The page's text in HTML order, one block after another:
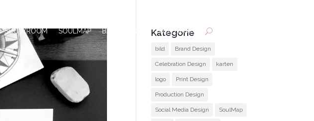
SHOWROOM SOULMAP BACKOFFICE TOUCHPOINT
Kategorie
bild Brand Design
Celebration Design karten
logo Print Design
Production Design
Social Media Design SoulMap